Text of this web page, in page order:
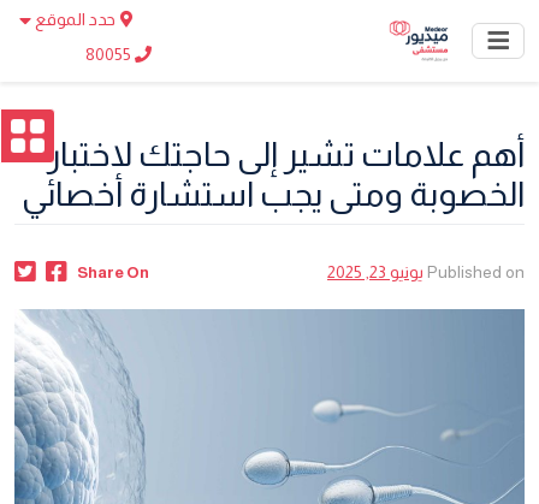
حدد الموقع
أهم علامات تشير إلى حاجتك لاختبار
الخصوبة ومتى يجب استشارة أخصائي
Published on يونيو 23, 2025 Share On